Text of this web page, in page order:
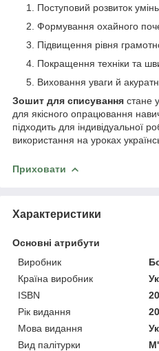
Поступовий розвиток
Формування охайного
Підвищення рівня
Покращення техніки та
Виховання уваги й
Зошит для списування стане
для якісного опрацювання
підходить для індивідуальної
використання на уроках
Приховати
Характеристики
Основні атрибути
Виробник
Країна виробник
ISBN
Рік видання
Мова видання
Вид палітурки